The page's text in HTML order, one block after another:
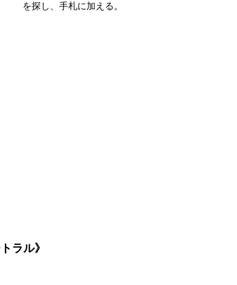
を探し、手札に加える。
ラル》